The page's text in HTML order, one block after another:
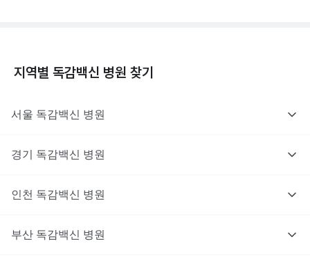
지역별 독감백신 병원 찾기
서울 독감백신 병원
경기 독감백신 병원
인천 독감백신 병원
부산 독감백신 병원